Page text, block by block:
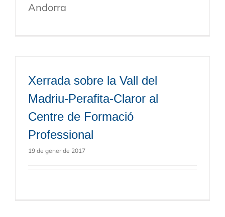
Andorra
Xerrada sobre la Vall del
Madriu-Perafita-Claror al
Centre de Formació
Professional
19 de gener de 2017